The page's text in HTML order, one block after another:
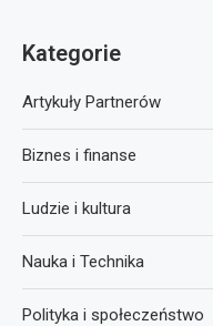
Kategorie
Artykuły Partnerów
Biznes i finanse
Ludzie i kultura
Nauka i Technika
Polityka i społeczeństwo